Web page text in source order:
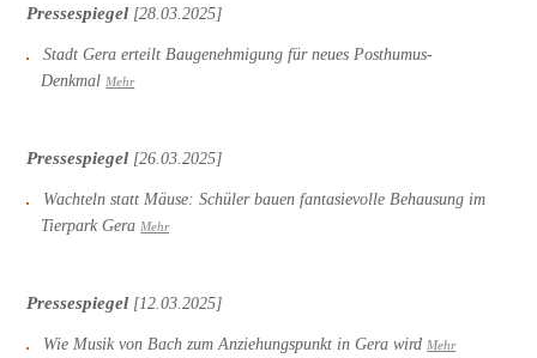
Pressespiegel [28.03.2025]
Stadt Gera erteilt Baugenehmigung für neues Posthumus-
Denkmal Mehr
Pressespiegel [26.03.2025]
Wachteln statt Mäuse: Schüler bauen fantasievolle Behausung im
Tierpark Gera Mehr
Pressespiegel [12.03.2025]
Wie Musik von Bach zum Anziehungspunkt in Gera wird Mehr